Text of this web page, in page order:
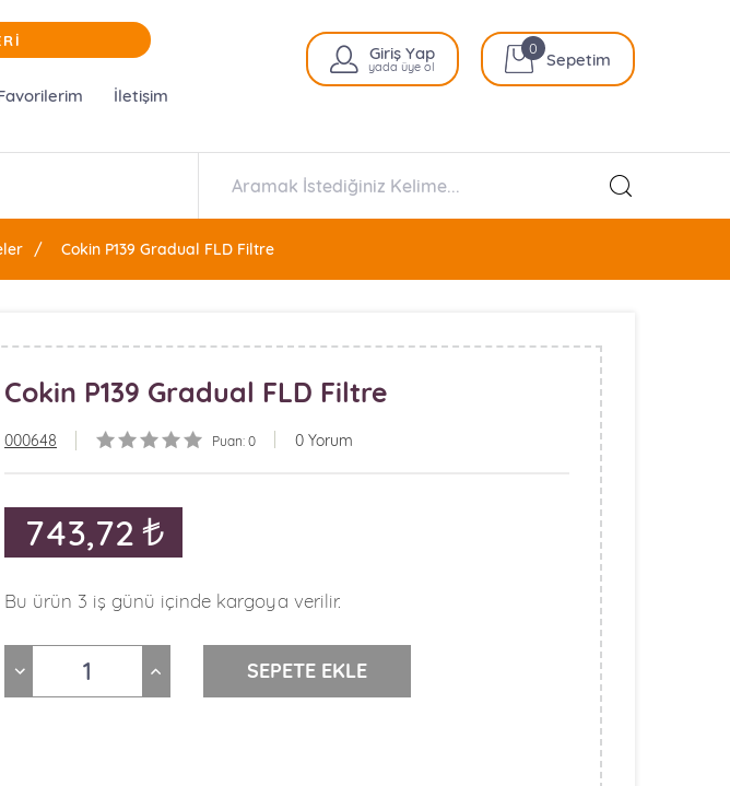
İletişim
Giriş Yap
yada üye ol Sepetim
0
Cokin P139 Gradual FLD Filtre
Cokin P139 Gradual FLD Filtre
000648 Puan: 0 0 Yorum
743,72
Bu ürün 3 iş günü içinde kargoya verilir.